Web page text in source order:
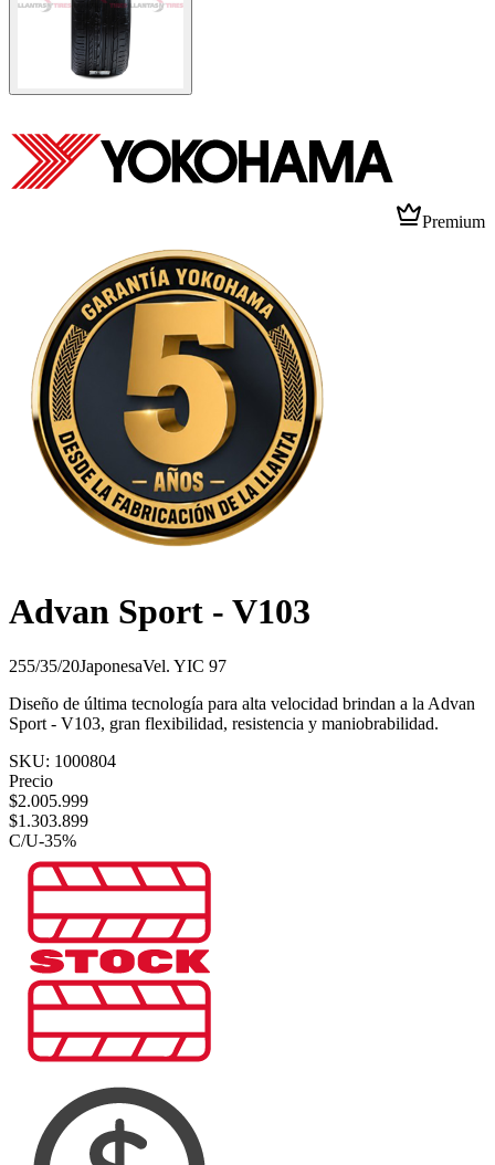
Premium
Advan Sport - V103
255/35/20JaponesaVel. YIC 97
Diseño de última tecnología para alta velocidad brindan a la Advan
Sport - V103, gran flexibilidad, resistencia y maniobrabilidad.
SKU: 1000804
Precio
$2.005.999
$1.303.899
C/U-35%